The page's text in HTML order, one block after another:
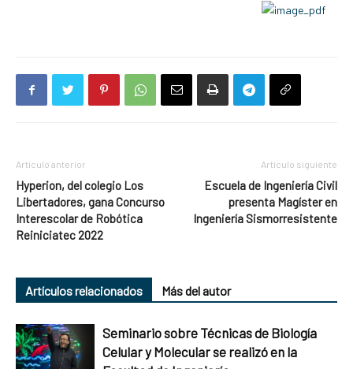
Artículo anterior
Hyperion, del colegio Los
Libertadores, gana Concurso
Interescolar de Robótica
Reiniciatec 2022
Artículo siguiente
Escuela de Ingeniería Civil
presenta Magíster en
Ingeniería Sismorresistente
Artículos relacionados Más del autor
Seminario sobre Técnicas de Biología
Celular y Molecular se realizó en la